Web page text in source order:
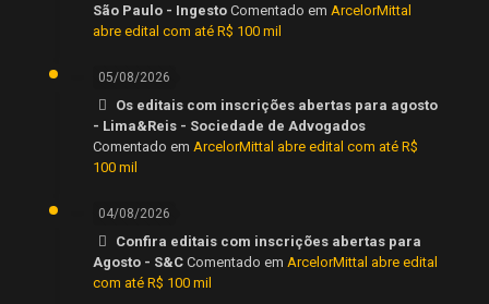
São Paulo - Ingesto Comentado em ArcelorMittal
abre edital com até R$ 100 mil
05/08/2026
Os editais com inscrições abertas para agosto
- Lima&Reis - Sociedade de Advogados
Comentado em ArcelorMittal abre edital com até R$
100 mil
04/08/2026
Confira editais com inscrições abertas para
Agosto - S&C Comentado em ArcelorMittal abre edital
com até R$ 100 mil